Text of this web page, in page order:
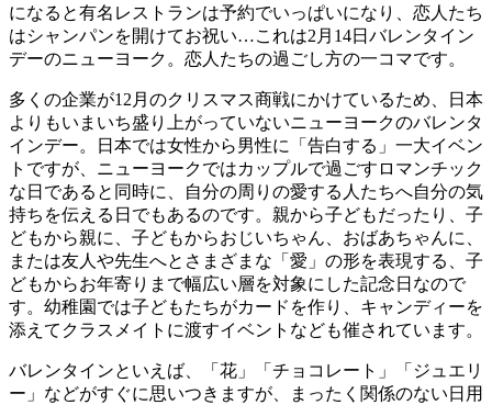
になると有名レストランは予約でいっぱいになり、恋人たち
はシャンパンを開けてお祝い…これは2月14日バレンタイン
デーのニューヨーク。恋人たちの過ごし方の一コマです。
多くの企業が12月のクリスマス商戦にかけているため、日本
よりもいまいち盛り上がっていないニューヨークのバレンタ
インデー。日本では女性から男性に「告白する」一大イベン
トですが、ニューヨークではカップルで過ごすロマンチック
な日であると同時に、自分の周りの愛する人たちへ自分の気
持ちを伝える日でもあるのです。親から子どもだったり、子
どもから親に、子どもからおじいちゃん、おばあちゃんに、
または友人や先生へとさまざまな「愛」の形を表現する、子
どもからお年寄りまで幅広い層を対象にした記念日なので
す。幼稚園では子どもたちがカードを作り、キャンディーを
添えてクラスメイトに渡すイベントなども催されています。
バレンタインといえば、「花」「チョコレート」「ジュエリ
ー」などがすぐに思いつきますが、まったく関係のない日用